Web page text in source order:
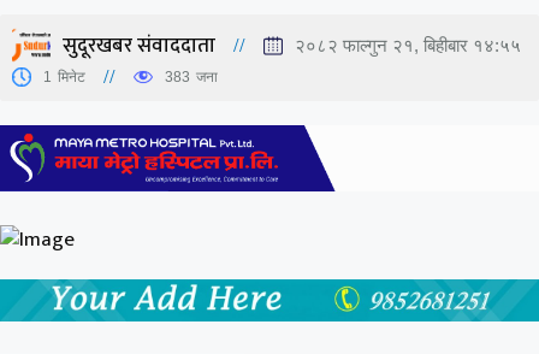
सुदूरखबर संवाददाता २०८२ फाल्गुन २१, बिहीबार १४:५५
1 मिनेट 383 जना